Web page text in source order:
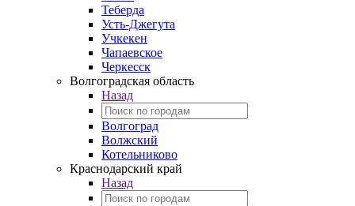
Теберда
Усть-Джегута
Учкекен
Чапаевское
Черкесск
Волгоградская область
Назад
Волгоград
Волжский
Котельниково
Краснодарский край
Назад